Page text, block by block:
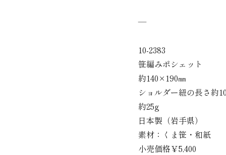
―
10-2383
笹編みポシェット
約140×190㎜
ショルダー紐の長さ約
約25g
日本製（岩手県）
素材：くま笹・和紙
小売価格￥5,400